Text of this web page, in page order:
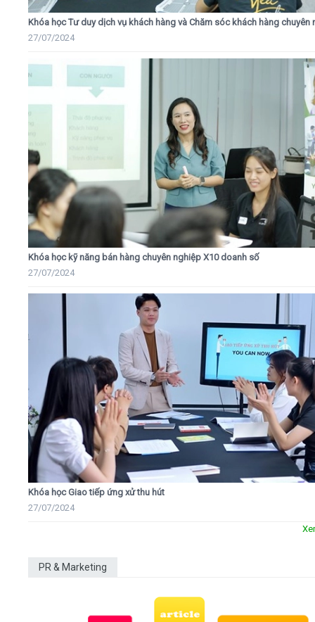
Khóa học Tư duy dịch vụ khách hàng và Chăm sóc khách hàng chuyên
27/07/2024
Khóa học kỹ năng bán hàng chuyên nghiệp X10 doanh số
27/07/2024
Khóa học Giao tiếp ứng xử thu hút
27/07/2024
PR & Marketing